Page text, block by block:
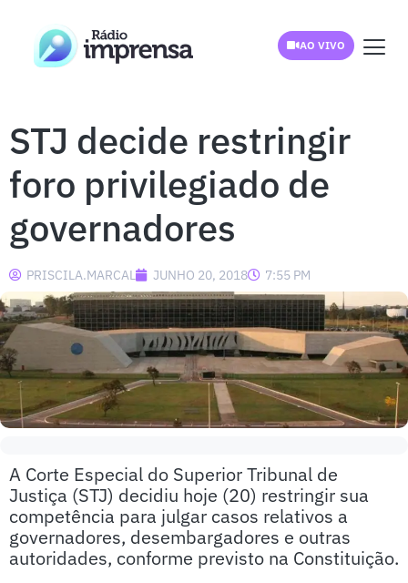
AO VIVO
STJ decide restringir
foro privilegiado de
governadores
PRISCILA.MARCAL JUNHO 20, 2018 7:55 PM
A Corte Especial do Superior Tribunal de
Justiça (STJ) decidiu hoje (20) restringir sua
competência para julgar casos relativos a
governadores, desembargadores e outras
autoridades, conforme previsto na Constituição.